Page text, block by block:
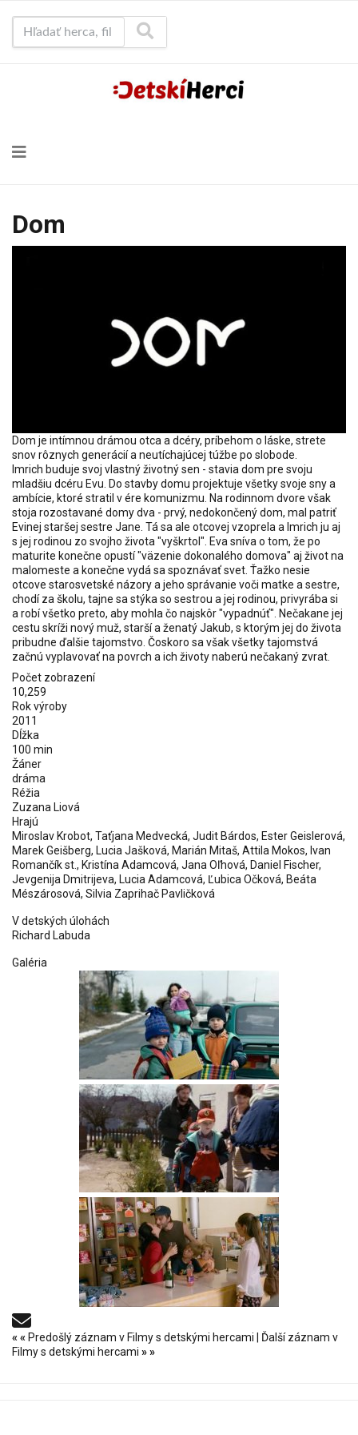
Dom
Dom je intímnou drámou otca a dcéry, príbehom o láske, strete
snov rôznych generácií a neutíchajúcej túžbe po slobode.
Imrich buduje svoj vlastný životný sen - stavia dom pre svoju
mladšiu dcéru Evu. Do stavby domu projektuje všetky svoje sny a
ambície, ktoré stratil v ére komunizmu. Na rodinnom dvore však
stoja rozostavané domy dva - prvý, nedokončený dom, mal patriť
Evinej staršej sestre Jane. Tá sa ale otcovej vzoprela a Imrich ju aj
s jej rodinou zo svojho života "vyškrtol". Eva sníva o tom, že po
maturite konečne opustí "väzenie dokonalého domova" aj život na
malomeste a konečne vydá sa spoznávať svet. Ťažko nesie
otcove starosvetské názory a jeho správanie voči matke a sestre,
chodí za školu, tajne sa stýka so sestrou a jej rodinou, privyrába si
a robí všetko preto, aby mohla čo najskôr "vypadnúť". Nečakane jej
cestu skríži nový muž, starší a ženatý Jakub, s ktorým jej do života
pribudne ďalšie tajomstvo. Čoskoro sa však všetky tajomstvá
začnú vyplavovať na povrch a ich životy naberú nečakaný zvrat.
Počet zobrazení
10,259
Rok výroby
2011
Dĺžka
100 min
Žáner
dráma
Réžia
Zuzana Liová
Hrajú
Miroslav Krobot, Taťjana Medvecká, Judit Bárdos, Ester Geislerová,
Marek Geišberg, Lucia Jašková, Marián Mitaš, Attila Mokos, Ivan
Romančík st., Kristína Adamcová, Jana Oľhová, Daniel Fischer,
Jevgenija Dmitrijeva, Lucia Adamcová, Ľubica Očková, Beáta
Mészárosová, Silvia Zaprihač Pavličková
V detských úlohách
Richard Labuda
Galéria
«« Predošlý záznam v Filmy s detskými hercami
Ďalší záznam v
Filmy s detskými hercami »»